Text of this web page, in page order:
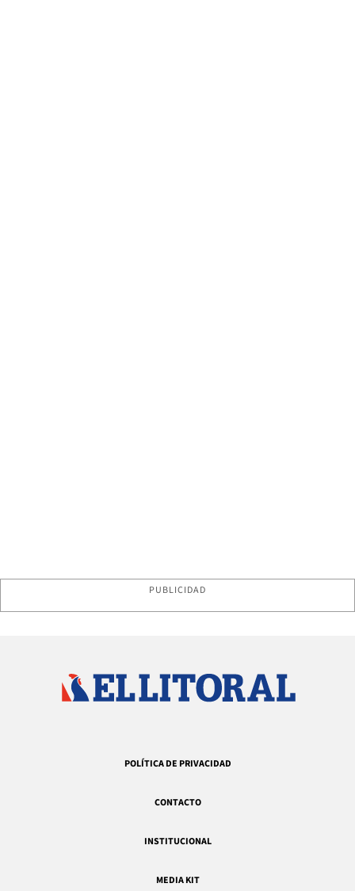
PUBLICIDAD
POLÍTICA DE PRIVACIDAD
CONTACTO
INSTITUCIONAL
MEDIA KIT